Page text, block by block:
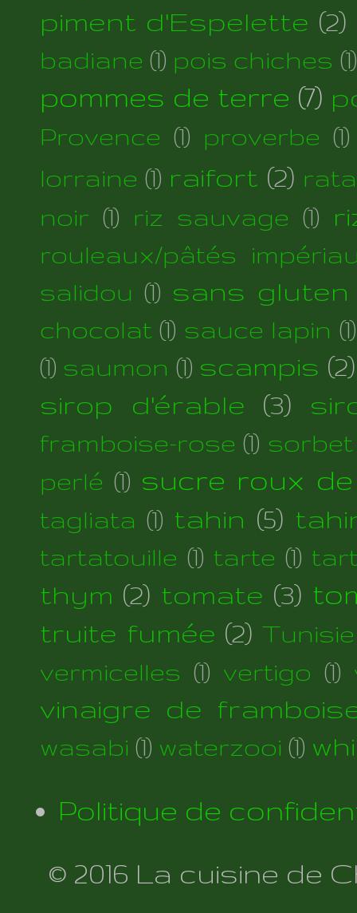
piment d'Espelette (2)
badiane (1) pois chiches (1)
pommes de terre (7)
Provence (1) proverbe (1)
lorraine (1) raifort (2)
noir (1) riz sauvage (1)
rouleaux/pâtés
salidou (1) sans gluten
chocolat (1) sauce lapin (1)
(1) saumon (1) scampis (2)
sirop d'érable
(3)
framboise-rose (1)
perlé (1) sucre roux
tagliata (1) tahin (5)
tartatouille (1) tarte (1)
thym (2) tomate (3)
truite fumée (2) Tunisie
vermicelles (1) vertigo (1)
vinaigre de
wasabi (1) waterzooi (1)
Politique de
© 2016 La cuisine de